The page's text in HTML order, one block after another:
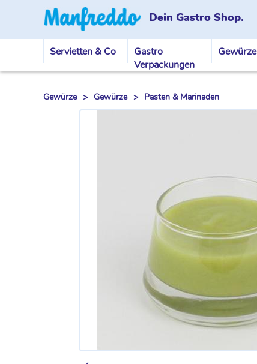
Dein Gastro Shop.
Servietten & Co
Gastro
Verpackungen
Gewürze
Gewürze > Gewürze > Pasten & Marinaden